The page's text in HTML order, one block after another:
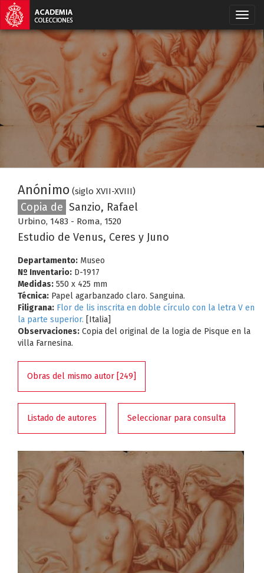
Anónimo (siglo XVII-XVIII)
Copia de Sanzio, Rafael
Urbino, 1483 - Roma, 1520
Estudio de Venus, Ceres y Juno
Departamento: Museo
Nº Inventario: D-1917
Medidas: 550 x 425 mm
Técnica: Papel agarbanzado claro. Sanguina.
Filigrana: Flor de lis inscrita en doble círculo con la letra V en
la parte superior. [Italia]
Observaciones: Copia del original de la logia de Pisque en la
villa Farnesina.
Obras del mismo autor [249]
Listado de autores Seleccionar para consulta